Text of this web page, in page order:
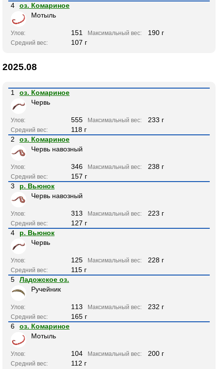
4
оз. Комариное
Мотыль
Улов: 151 Максимальный вес: 190 г
Средний вес: 107 г
2025.08
1
оз. Комариное
Червь
Улов: 555 Максимальный вес: 233 г
Средний вес:
118 г
2
оз. Комариное
Червь навозный
Улов: 346 Максимальный вес: 238 г
Средний вес:
157 г
3
р. Вьюнок
Червь навозный
Улов: 313 Максимальный вес: 223 г
Средний вес:
127 г
4
р. Вьюнок
Червь
Улов: 125 Максимальный вес: 228 г
Средний вес:
115 г
5
Ладожское оз.
Ручейник
Улов: 113 Максимальный вес: 232 г
Средний вес:
165 г
6
оз. Комариное
Мотыль
Улов: 104 Максимальный вес: 200 г
Средний вес: 112 г